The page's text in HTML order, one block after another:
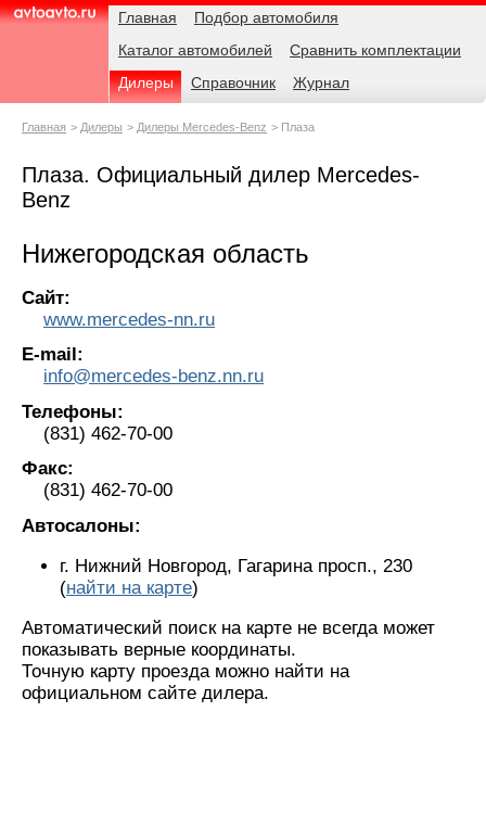
AvtoAvto.ru
Навигация Главная
Подбор автомобиля
Каталог автомобилей
Сравнить комплектации
Дилеры
Справочник Журнал
Родительские
Главная Дилеры Дилеры Mercedes-Benz Плаза
Плаза. Официальный дилер Mercedes-
Benz
Нижегородская область
Сайт:
www.mercedes-nn.ru
E-mail:
info@mercedes-benz.nn.ru
Телефоны:
(831) 462-70-00
Факс:
(831) 462-70-00
Автосалоны:
г. Нижний Новгород, Гагарина просп., 230
(найти на карте)
Автоматический поиск на карте не всегда может
показывать верные координаты.
Точную карту проезда можно найти на
официальном сайте дилера.